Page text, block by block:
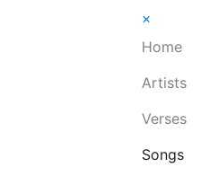
×
Home
Artists
Verses
Songs